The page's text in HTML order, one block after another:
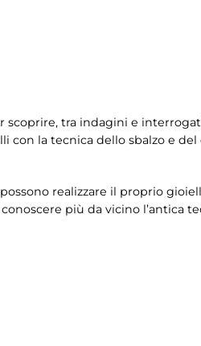
scoprire, tra indagini e
con la tecnica dello sbalzo e del
realizzare il proprio
più da vicino l’antica